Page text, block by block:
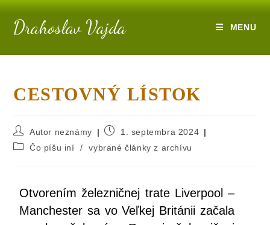
Drahoslav Vajda MENU
CESTOVNÝ LÍSTOK
Autor neznámy
1. septembra 2024
Čo píšu iní
/ vybrané články z archívu
Otvo­re­ním želez­nič­nej tra­te Liver­po­ol –
Man­ches­ter sa vo Veľ­kej Bri­tá­nii zača­la